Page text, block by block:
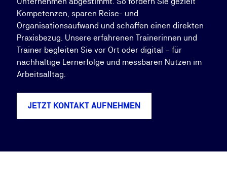
Kompetenzen, sparen Reise- und
Organisationsaufwand und schaffen einen direkten
Praxisbezug. Unsere erfahrenen Trainerinnen und
Trainer begleiten Sie vor Ort oder digital – für
nachhaltige Lernerfolge und messbaren Nutzen im
Arbeitsalltag.
JETZT KONTAKT AUFNEHMEN